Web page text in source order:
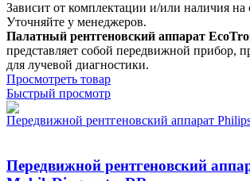
Зависит от комплектации и/или наличия на
Уточняйте у менеджеров.
Палатный рентгеновский аппарат
представляет собой передвижной прибор,
для лучевой диагностики.
Просмотреть товар
Быстрый просмотр
Передвижной рентгеновский